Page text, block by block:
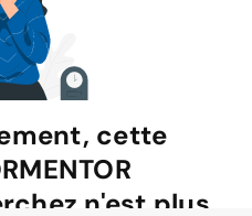
cette
n'est plus